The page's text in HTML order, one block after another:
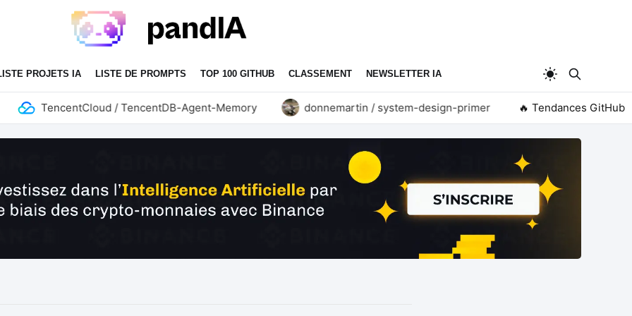
PROJETS IA LISTE DE PROMPTS TOP 100 GITHUB CLASSEMENT NEWSLETTER IA
TencentCloud / TencentDB-Agent-Memory donnemartin / system-design-primer firecrawl / pdf-
🔥 Tendances GitHub